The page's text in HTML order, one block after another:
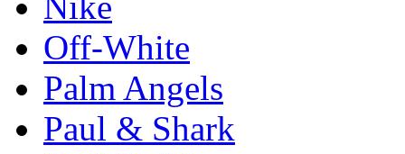
Off-White
Palm Angels
Paul & Shark